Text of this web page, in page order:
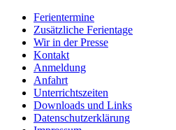
Ferientermine
Zusätzliche Ferientage
Wir in der Presse
Kontakt
Anmeldung
Anfahrt
Unterrichtszeiten
Downloads und Links
Datenschutzerklärung